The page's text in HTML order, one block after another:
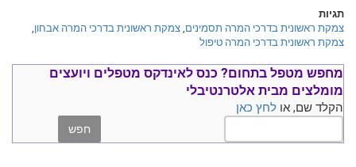
תגיות
צמקת ראשונית בדרכי המרה תסמינים, צמקת ראשונית בדרכי המרה אבחון,
צמקת ראשונית בדרכי המרה טיפול
מחפש מטפל בתחום? כנס לאינדקס מטפלים ויועצים
מומלצים מבית אלטרנטיבלי
הקלד שם, או לחץ כאן